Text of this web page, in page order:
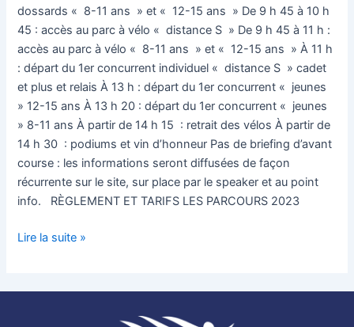
dossards « 8-11 ans » et « 12-15 ans » De 9 h 45 à 10 h
45 : accès au parc à vélo « distance S » De 9 h 45 à 11 h :
accès au parc à vélo « 8-11 ans » et « 12-15 ans » À 11 h
: départ du 1er concurrent individuel « distance S » cadet
et plus et relais À 13 h : départ du 1er concurrent « jeunes
» 12-15 ans À 13 h 20 : départ du 1er concurrent « jeunes
» 8-11 ans À partir de 14 h 15 : retrait des vélos À partir de
14 h 30 : podiums et vin d’honneur Pas de briefing d’avant
course : les informations seront diffusées de façon
récurrente sur le site, sur place par le speaker et au point
info. RÈGLEMENT ET TARIFS LES PARCOURS 2023
Lire la suite »